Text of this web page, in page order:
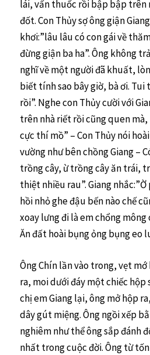
lái, vấn thuốc rồi bập bập trên
đốt. Con Thủy sợ ông giận
khơi:”lâu lâu có con gái về
đừng giận ba ha”. Ông không
nghĩ về một người đã khuất,
biết tính sao bây giờ, bà ơi.
rồi”. Nghe con Thủy cười với
trên nhà riết rồi cũng quen
cực thí mồ” – Con Thủy nói
vường như bên chồng Giang –
trồng cây, ừ trồng cây ăn trái,
thiệt nhiều rau”. Giang
hồi nhỏ ghe đậu bến nào chế
xoay lưng đi là em chổng
Ăn đất hoài bụng ỏng bụng eo
Ông Chín lần vào trong, vẹt
ra, moi dưới đáy một chiếc hộp
chị em Giang lại, ông mở hộp
dây gút miệng. Ông ngồi xếp
nghiêm như thể ông sắp đánh
nhất trong cuộc đời. Ông từ